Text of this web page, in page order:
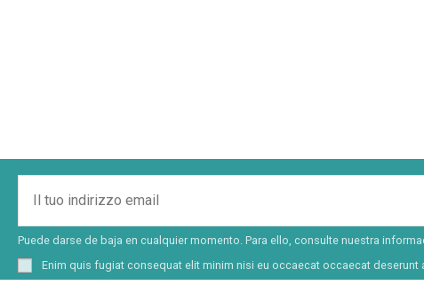
Puede darse de baja en cualquier momento. Para ello, consulte nuestra
Enim quis fugiat consequat elit minim nisi eu occaecat occaecat deserunt